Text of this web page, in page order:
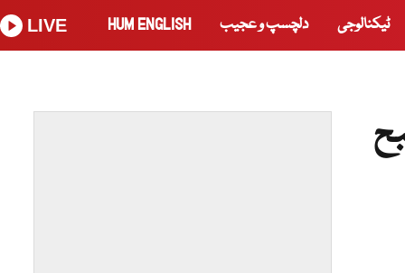
ٹیکنالوجی دلچسپ و عجیب HUM ENGLISH
LIVE